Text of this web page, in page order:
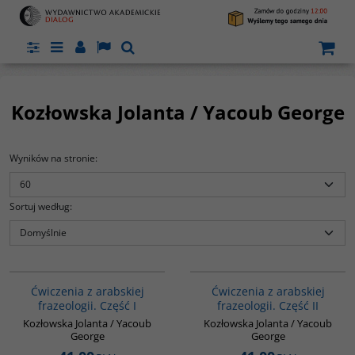
PanelMenuPanelLangSzukaj
Kozłowska Jolanta / Yacoub George
Wyników na stronie:
Sortuj według:
Ćwiczenia z arabskiej
frazeologii. Część I
Kozłowska Jolanta / Yacoub
George
podzielona jest na trzy rozdziały i
zawiera słownik zwrotów
frazeologicznych i powiedzeń z
arabskiego języka literackiego
(arabsko-polski i polsko-arabski),
Ćwiczenia z arabskiej
frazeologii. Część II
Kozłowska Jolanta / Yacoub
George